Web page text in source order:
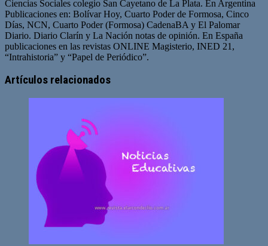
Ciencias Sociales colegio San Cayetano de La Plata. En Argentina
Publicaciones en: Bolívar Hoy, Cuarto Poder de Formosa, Cinco
Días, NCN, Cuarto Poder (Formosa) CadenaBA y El Palomar
Diario. Diario Clarín y La Nación notas de opinión. En España
publicaciones en las revistas ONLINE Magisterio, INED 21,
“Intrahistoria” y “Papel de Periódico”.
web
Artículos relacionados